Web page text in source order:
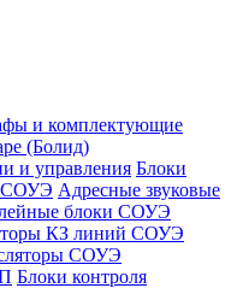
и комплектующие
(Болид)
и управления Блоки
СОУЭ Адресные звуковые
блоки СОУЭ
КЗ линий СОУЭ
СОУЭ
Блоки контроля